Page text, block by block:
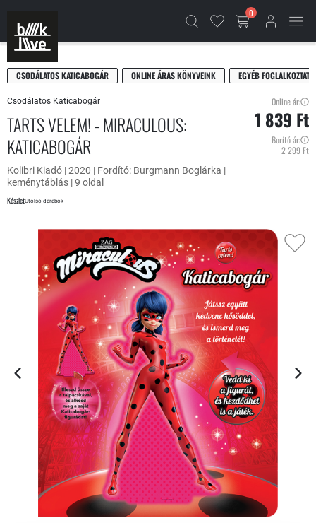
0
CSODÁLATOS KATICABOGÁR ONLINE ÁRAS KÖNYVEINK EGYÉB FOGLALKOZTATÓ
Csodálatos Katicabogár
TARTS VELEM! - MIRACULOUS:
KATICABOGÁR
Kolibri Kiadó | 2020 | Fordító: Burgmann Boglárka |
keménytáblás | 9 oldal
KészletUtolsó darabok
Online ár:
1 839 Ft
Borító ár:
2 299 Ft